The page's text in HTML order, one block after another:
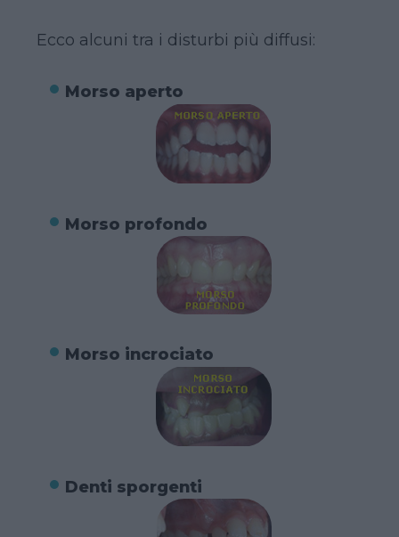
Ecco alcuni tra i disturbi più diffusi:
Morso aperto
Morso profondo
Morso incrociato
Denti sporgenti